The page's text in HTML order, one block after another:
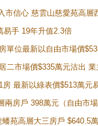
市信心 慈雲山慈愛苑高層
易手 19年升值2.3倍
單位最新以自由市場價
二市場價$335萬元沽出
最新以綠表價$513萬元
兩房戶 398萬元（自由市
苑高層大三房戶